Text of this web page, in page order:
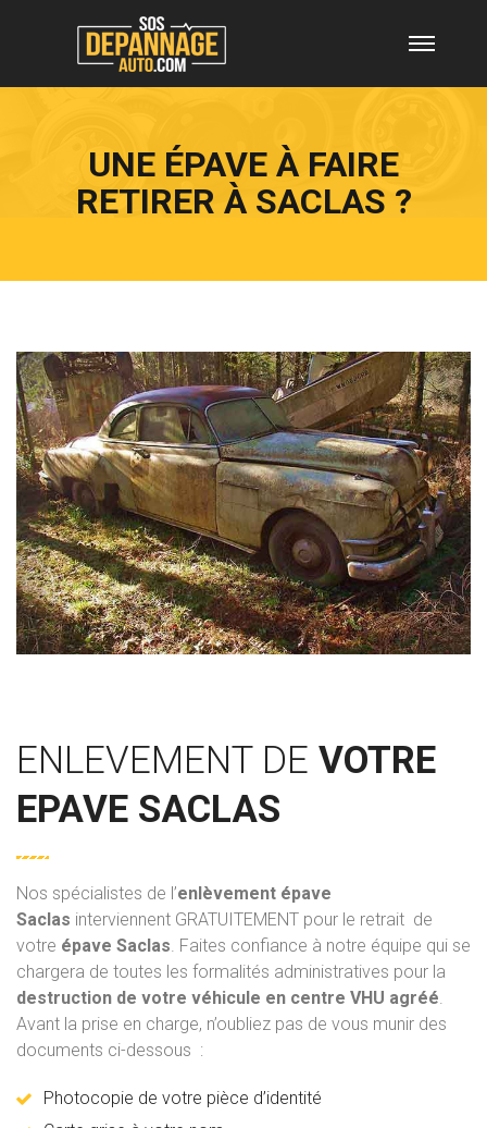
UNE ÉPAVE À FAIRE
RETIRER À SACLAS ?
ENLEVEMENT DE VOTRE
EPAVE SACLAS
Nos spécialistes de l’enlèvement épave
Saclas interviennent GRATUITEMENT pour le retrait de
votre épave Saclas. Faites confiance à notre équipe qui se
chargera de toutes les formalités administratives pour la
destruction de votre véhicule en centre VHU agréé.
Avant la prise en charge, n’oubliez pas de vous munir des
documents ci-dessous :
Photocopie de votre pièce d’identité